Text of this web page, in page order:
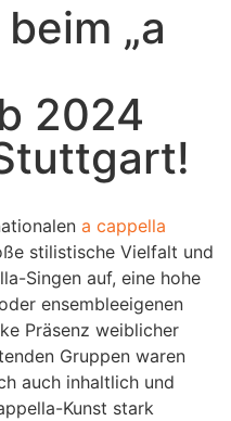
„a
2024
a cappella
stilistische Vielfalt und
Singen auf, eine hohe
ensembleeigenen
Präsenz weiblicher
Gruppen waren
auch inhaltlich und
Kunst stark